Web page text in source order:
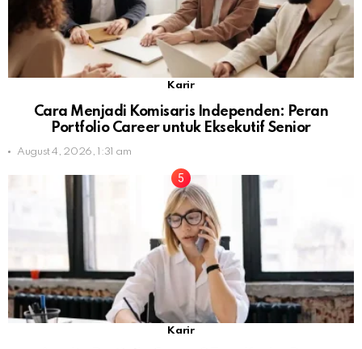
Karir
Cara Menjadi Komisaris Independen: Peran
Portfolio Career untuk Eksekutif Senior
August 4, 2026, 1:31 am
Karir